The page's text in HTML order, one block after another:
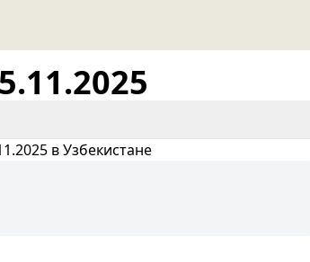
в Узбекистане